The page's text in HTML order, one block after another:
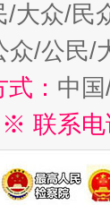
大众/民
众/公民
： 中
※ 联系电